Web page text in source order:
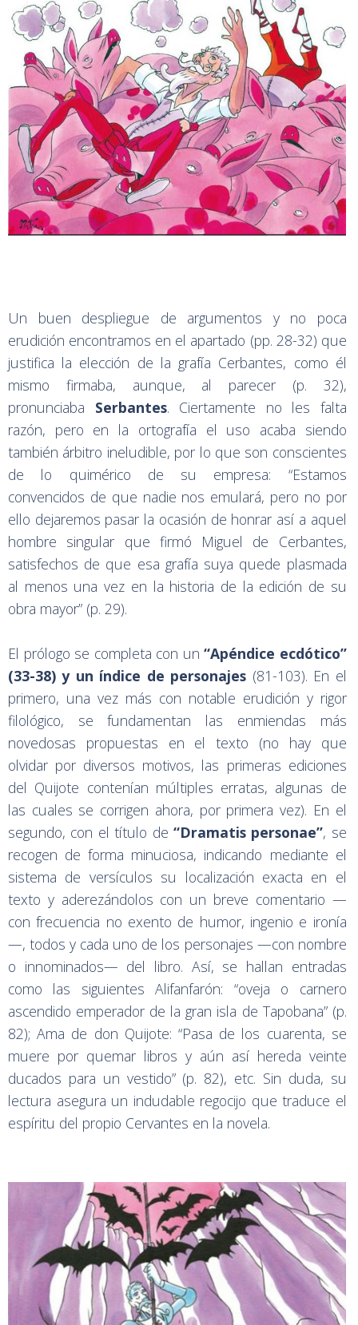
Un buen despliegue de argumentos y no poca
erudición encontramos en el apartado (pp. 28-32) que
justifica la elección de la grafía Cerbantes, como él
mismo firmaba, aunque, al parecer (p. 32),
pronunciaba Serbantes. Ciertamente no les falta
razón, pero en la ortografía el uso acaba siendo
también árbitro ineludible, por lo que son conscientes
de lo quimérico de su empresa: “Estamos
convencidos de que nadie nos emulará, pero no por
ello dejaremos pasar la ocasión de honrar así a aquel
hombre singular que firmó Miguel de Cerbantes,
satisfechos de que esa grafía suya quede plasmada
al menos una vez en la historia de la edición de su
obra mayor” (p. 29).
El prólogo se completa con un“Apéndice ecdótico”
(33-38) y un índice de personajes (81-103). En el
primero, una vez más con notable erudición y rigor
filológico, se fundamentan las enmiendas más
novedosas propuestas en el texto (no hay que
olvidar por diversos motivos, las primeras ediciones
del Quijote contenían múltiples erratas, algunas de
las cuales se corrigen ahora, por primera vez). En el
segundo, con el título de “Dramatis personae”, se
recogen de forma minuciosa, indicando mediante el
sistema de versículos su localización exacta en el
texto y aderezándolos con un breve comentario —
con frecuencia no exento de humor, ingenio e ironía
—, todos y cada uno de los personajes —con nombre
o innominados— del libro. Así, se hallan entradas
como las siguientes Alifanfarón: “oveja o carnero
ascendido emperador de la gran isla de Tapobana” (p.
82); Ama de don Quijote: “Pasa de los cuarenta, se
muere por quemar libros y aún así hereda veinte
ducados para un vestido” (p. 82), etc. Sin duda, su
lectura asegura un indudable regocijo que traduce el
espíritu del propio Cervantes en la novela.